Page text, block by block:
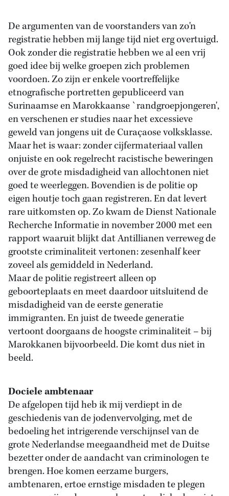
De argumenten van de voorstanders van zo'n
registratie hebben mij lange tijd niet erg overtuigd.
Ook zonder die registratie hebben we al een vrij
goed idee bij welke groepen zich problemen
voordoen. Zo zijn er enkele voortreffelijke
etnografische portretten gepubliceerd van
Surinaamse en Marokkaanse `randgroepjongeren',
en verschenen er studies naar het excessieve
geweld van jongens uit de Curaçaose volksklasse.
Maar het is waar: zonder cijfermateriaal vallen
onjuiste en ook regelrecht racistische beweringen
over de grote misdadigheid van allochtonen niet
goed te weerleggen. Bovendien is de politie op
eigen houtje toch gaan registreren. En dat levert
rare uitkomsten op. Zo kwam de Dienst Nationale
Recherche Informatie in november 2000 met een
rapport waaruit blijkt dat Antillianen verreweg de
grootste criminaliteit vertonen: zesenhalf keer
zoveel als gemiddeld in Nederland.
Maar de politie registreert alleen op
geboorteplaats en meet daardoor uitsluitend de
misdadigheid van de eerste generatie
immigranten. En juist de tweede generatie
vertoont doorgaans de hoogste criminaliteit – bij
Marokkanen bijvoorbeeld. Die komt dus niet in
beeld.
Dociele ambtenaar
De afgelopen tijd heb ik mij verdiept in de
geschiedenis van de jodenvervolging, met de
bedoeling het intrigerende verschijnsel van de
grote Nederlandse meegaandheid met de Duitse
bezetter onder de aandacht van criminologen te
brengen. Hoe komen eerzame burgers,
ambtenaren, ertoe ernstige misdaden te plegen